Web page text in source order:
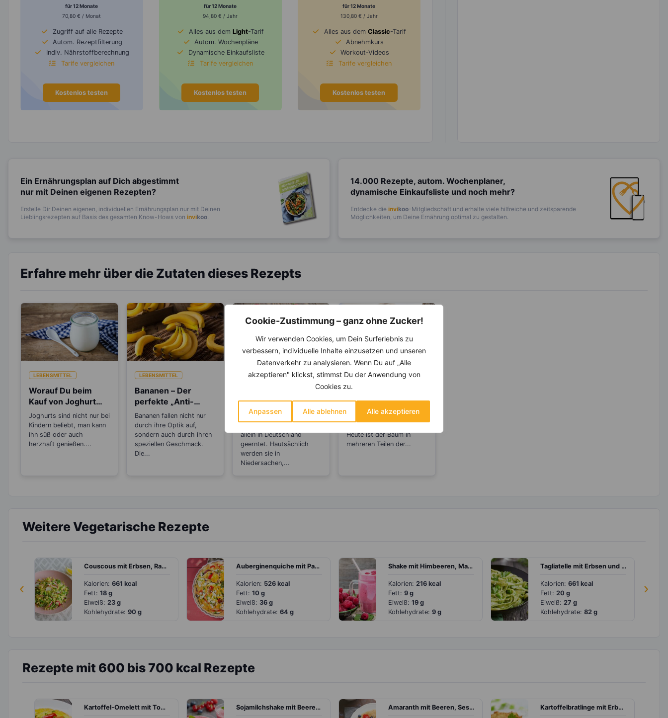
Cookie-Zustimmung – ganz ohne Zucker!
Wir verwenden Cookies, um Dein Surferlebnis zu
verbessern, individuelle Inhalte einzusetzen und unseren
Datenverkehr zu analysieren. Wenn Du auf „Alle
akzeptieren" klickst, stimmst Du der Anwendung von
Cookies zu.
Anpassen Alle ablehnen Alle akzeptieren
für 12 Monate
70,80 € / Monat
Zugriff auf alle Rezepte
Autom. Rezeptfilterung
Indiv. Nährstoffberechnung
Tarife vergleichen
Kostenlos testen
für 12 Monate
94,80 € / Jahr
Alles aus dem Light-Tarif
Autom. Wochenpläne
Dynamische Einkaufsliste
Tarife vergleichen
Kostenlos testen
für 12 Monate
130,80 € / Jahr
Alles aus dem Classic-Tarif
Abnehmkurs
Workout-Videos
Tarife vergleichen
Kostenlos testen
Ein Ernährungsplan auf Dich abgestimmt
nur mit Deinen eigenen Rezepten?
Erstelle Dir Deinen eigenen, individuellen Ernährungsplan nur mit Deinen
Lieblingsrezepten auf Basis des gesamten Know-Hows von invikoo.
14.000 Rezepte, autom. Wochenplaner,
dynamische Einkaufsliste und noch mehr?
Entdecke die invikoo-Mitgliedschaft und erhalte viele hilfreiche und zeitsparende
Möglichkeiten, um Deine Ernährung optimal zu gestalten.
Erfahre mehr über die Zutaten dieses Rezepts
LEBENSMITTEL
Worauf Du beim
Kauf von Joghurt
achten solltest
Joghurts sind nicht nur bei
Kindern beliebt, man kann
ihn süß oder auch
herzhaft genießen....
LEBENSMITTEL
Bananen – Der
perfekte „Anti-
Stress“-Snack
Bananen fallen nicht nur
durch ihre Optik auf,
sondern auch durch ihren
speziellen Geschmack.
Die...
LEBENSMITTEL
Abnehmen –
Wusstest du, das
sie botanisch
gesehen Nüsse
sind?
Rund 150.000 Tonnen
Erdbeeren werden jährlich
allein in Deutschland
geerntet. Hautsächlich
werden sie in
Niedersachen,...
KRÄUTER & GEWÜRZE
Zimt – Wirkt bei
Entzündungen und
Rheuma
Die Herkunft des
Zimtbaumes ist Sri Lanka.
Heute ist der Baum in
mehreren Teilen der...
Weitere Vegetarische Rezepte
‹ ›
Couscous mit Erbsen, Radieschen und Zitrone
Kalorien: 661 kcal
Fett: 18 g
Eiweiß: 23 g
Kohlehydrate: 90 g
Auberginenquiche mit Paprika und Käse
Kalorien: 526 kcal
Fett: 10 g
Eiweiß: 36 g
Kohlehydrate: 64 g
Shake mit Himbeeren, Mandelmilch und Quark
Kalorien: 216 kcal
Fett: 9 g
Eiweiß: 19 g
Kohlehydrate: 9 g
Tagliatelle mit Erbsen und Petersilienpesto
Kalorien: 661 kcal
Fett: 20 g
Eiweiß: 27 g
Kohlehydrate: 82 g
Rezepte mit 600 bis 700 kcal Rezepte
Kartoffel-Omelett mit Tomate und Paprika Sojamilchshake mit Beeren und Joghurt Amaranth mit Beeren, Sesam und Kürbiskernen Kartoffelbratlinge mit Erbsen